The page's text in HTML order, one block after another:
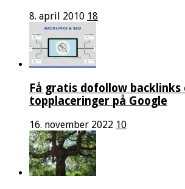
8. april 2010 18
Få gratis dofollow backlinks
topplaceringer på Google
16. november 2022 10